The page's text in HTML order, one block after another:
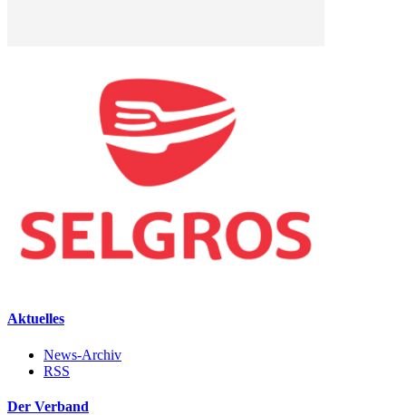
Aktuelles
News-Archiv
RSS
Der Verband